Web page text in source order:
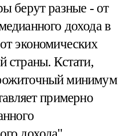
берут разные - от
дохода в
экономических
страны. Кстати,
минимум
примерно